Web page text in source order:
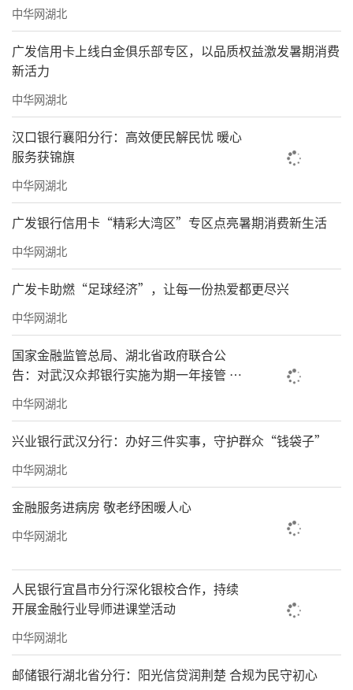
中华网湖北
广发信用卡上线白金俱乐部专区，以品质权益激发暑期消费
新活力
中华网湖北
汉口银行襄阳分行：高效便民解民忧 暖心
服务获锦旗
中华网湖北
广发银行信用卡“精彩大湾区”专区点亮暑期消费新生活
中华网湖北
广发卡助燃“足球经济”，让每一份热爱都更尽兴
中华网湖北
国家金融监管总局、湖北省政府联合公
告：对武汉众邦银行实施为期一年接管 汉
口银行承接全部资产负债业务
中华网湖北
兴业银行武汉分行：办好三件实事，守护群众“钱袋子”
中华网湖北
金融服务进病房 敬老纾困暖人心
中华网湖北
人民银行宜昌市分行深化银校合作，持续
开展金融行业导师进课堂活动
中华网湖北
邮储银行湖北省分行：阳光信贷润荆楚 合规为民守初心